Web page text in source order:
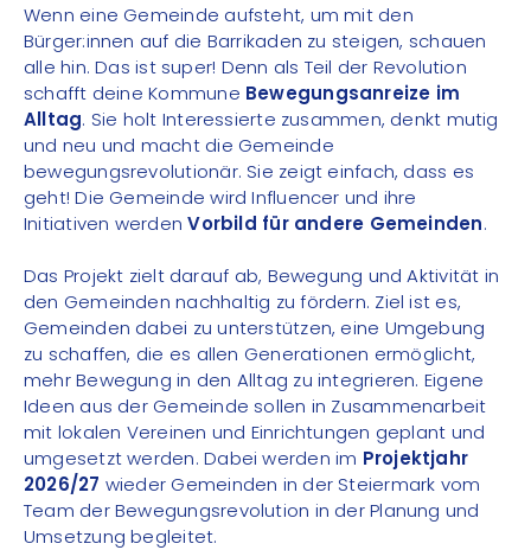
Wenn eine Gemeinde aufsteht, um mit den
Bürger:innen auf die Barrikaden zu steigen, schauen
alle hin. Das ist super! Denn als Teil der Revolution
schafft deine Kommune Bewegungsanreize im
Alltag. Sie holt Interessierte zusammen, denkt mutig
und neu und macht die Gemeinde
bewegungsrevolutionär. Sie zeigt einfach, dass es
geht! Die Gemeinde wird Influencer und ihre
Initiativen werdenVorbild für andere Gemeinden.
Das Projekt zielt darauf ab, Bewegung und Aktivität in
den Gemeinden nachhaltig zu fördern. Ziel ist es,
Gemeinden dabei zu unterstützen, eine Umgebung
zu schaffen, die es allen Generationen ermöglicht,
mehr Bewegung in den Alltag zu integrieren. Eigene
Ideen aus der Gemeinde sollen in Zusammenarbeit
mit lokalen Vereinen und Einrichtungen geplant und
umgesetzt werden. Dabei werden im Projektjahr
2026/27 wieder Gemeinden in der Steiermark vom
Team der Bewegungsrevolution in der Planung und
Umsetzung begleitet.